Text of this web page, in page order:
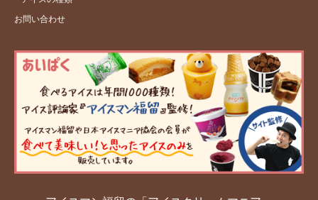
お問い合わせ